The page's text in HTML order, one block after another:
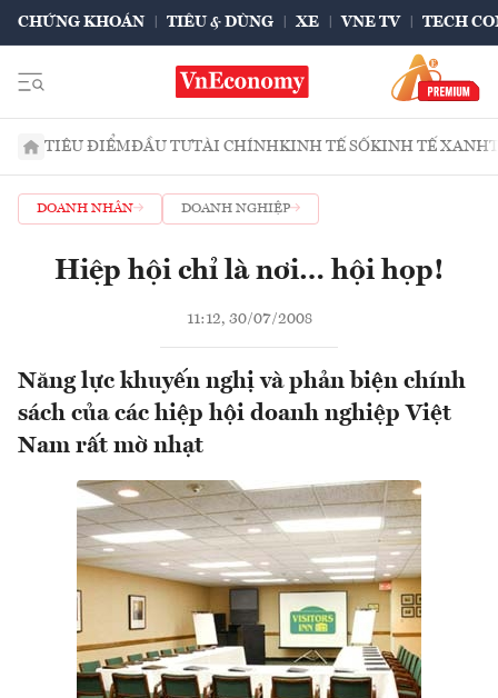
CHỨNG KHOÁN TIÊU & DÙNG XE VNE TV TECH
TIÊU ĐIỂMĐẦU TƯTÀI CHÍNHKINH TẾ SỐKINH TẾ XANH
DOANH NHÂN DOANH NGHIỆP
Hiệp hội chỉ là nơi… hội họp!
11:12, 30/07/2008
Năng lực khuyến nghị và phản biện chính
sách của các hiệp hội doanh nghiệp Việt
Nam rất mờ nhạt